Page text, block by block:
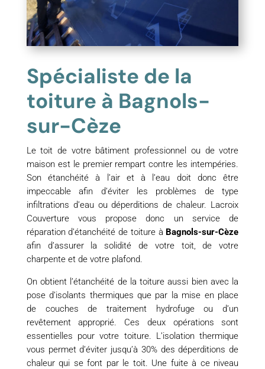
Spécialiste de la
toiture à Bagnols-
sur-Cèze
Le toit de votre bâtiment professionnel ou de votre
maison est le premier rempart contre les intempéries.
Son étanchéité à l’air et à l’eau doit donc être
impeccable afin d’éviter les problèmes de type
infiltrations d’eau ou déperditions de chaleur. Lacroix
Couverture vous propose donc un service de
réparation d’étanchéité de toiture à Bagnols-sur-Cèze
afin d’assurer la solidité de votre toit, de votre
charpente et de votre plafond.
On obtient l’étanchéité de la toiture aussi bien avec la
pose d’isolants thermiques que par la mise en place
de couches de traitement hydrofuge ou d’un
revêtement approprié. Ces deux opérations sont
essentielles pour votre toiture. L’isolation thermique
vous permet d’éviter jusqu’à 30% des déperditions de
chaleur qui se font par le toit. Une fuite à ce niveau